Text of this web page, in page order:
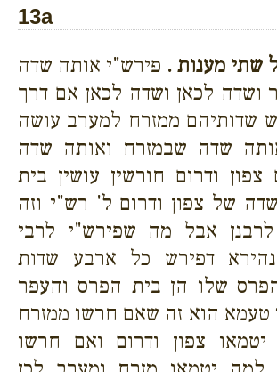
13a
שתי מענות . פירש"י אותה שדה
ושדה לכאן ושדה לכאן אם דרך
שדותיהם ממזרח למערב עושה
שדה שבמזרח ואותה שדה
ודרום חורשין עושין בית
של צפון ודרום ל' רש"י וזה
אבל מה שפירש"י לרבי
דפירש כל ארבע שדות
שלו הן בית הפרס והעפר
טעמא הוא זה שאם חרשו ממזרח
צפון ודרום ואם חרשו